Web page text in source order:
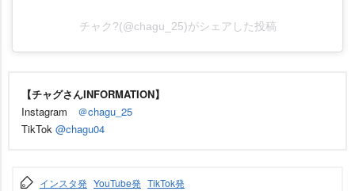
チャク?(@chagu_25)がシェアした投稿
【チャグさんINFORMATION】
Instagram ＠chagu_25
TikTok @chagu04
インスタ発 YouTube発 TikTok発